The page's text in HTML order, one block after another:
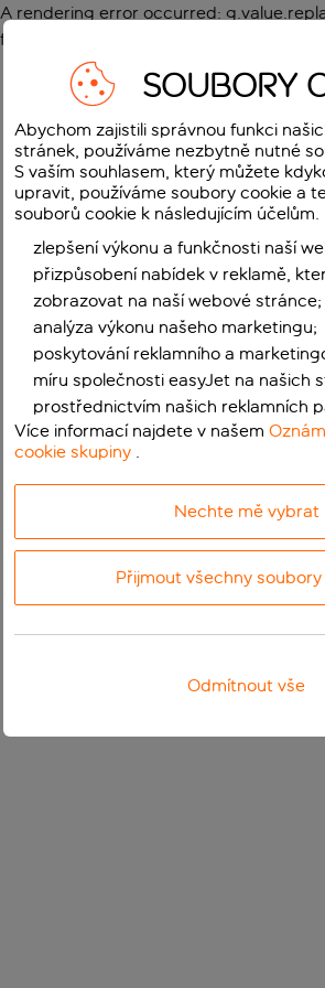
A rendering error occurred:
function
SOUBORY
Abychom zajistili správnou funkci
stránek, používáme nezbytně nutné
S vaším souhlasem, který můžete
upravit, používáme soubory cookie a
souborů cookie k následujícím účelům.
zlepšení výkonu a funkčnosti naší
přizpůsobení nabídek v reklamě,
zobrazovat na naší webové stránce;
analýza výkonu našeho marketingu;
poskytování reklamního a
míru společnosti easyJet na našich
prostřednictvím našich reklamních
Více informací najdete v našem
cookie skupiny .
Nechte mě vybrat
Přijmout všechny
Odmítnout vše